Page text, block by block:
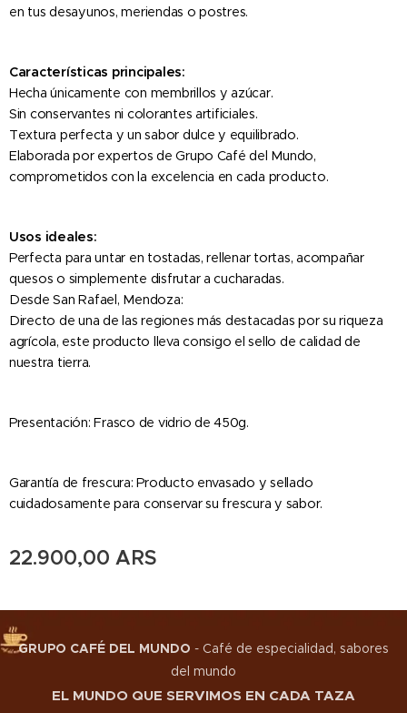
en tus desayunos, meriendas o postres.
Características principales:
Hecha únicamente con membrillos y azúcar.
Sin conservantes ni colorantes artificiales.
Textura perfecta y un sabor dulce y equilibrado.
Elaborada por expertos de Grupo Café del Mundo,
comprometidos con la excelencia en cada producto.
Usos ideales:
Perfecta para untar en tostadas, rellenar tortas, acompañar
quesos o simplemente disfrutar a cucharadas.
Desde San Rafael, Mendoza:
Directo de una de las regiones más destacadas por su riqueza
agrícola, este producto lleva consigo el sello de calidad de
nuestra tierra.
Presentación: Frasco de vidrio de 450g.
Garantía de frescura: Producto envasado y sellado
cuidadosamente para conservar su frescura y sabor.
22.900,00 ARS
GRUPO CAFÉ DEL MUNDO - Café de especialidad, sabores
del mundo
EL MUNDO QUE SERVIMOS EN CADA TAZA